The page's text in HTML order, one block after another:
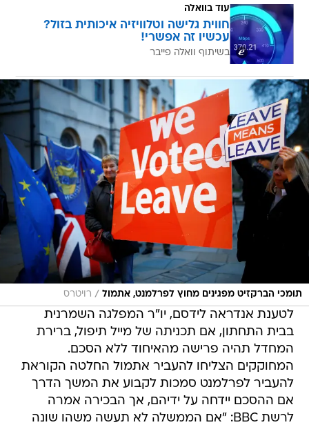
עוד בוואלה
חווית גלישה וטלוויזיה איכותית בזול?
עכשיו זה אפשרי!
בשיתוף וואלה פייבר
תומכי הברקזיט מפגינים מחוץ לפרלמנט, אתמול / רויטרס
לטענת אנדראה לידסם, יו"ר המפלגה השמרנית
בבית התחתון, אם תכניתה של מייל תיפול, ברירת
המחדל תהיה פרישה מהאיחוד ללא הסכם.
המחוקקים הצליחו להעביר אתמול החלטה הקוראת
להעביר לפרלמנט סמכות לקבוע את המשך הדרך
אם ההסכם יידחה על ידיהם, אך הבכירה אמרה
לרשת BBC: "אם הממשלה לא תעשה משהו שונה